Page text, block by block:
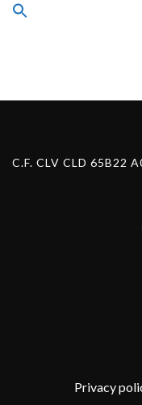
Search
C.F. CLV CLD 65B22
Privacy